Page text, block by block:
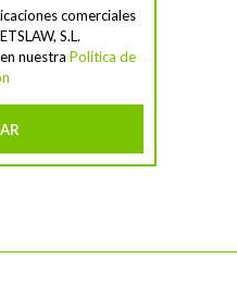
comerciales
S.L.
nuestra Política de